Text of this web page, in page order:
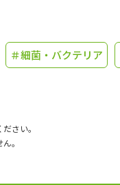
＃細菌・バクテリア
さい。
。